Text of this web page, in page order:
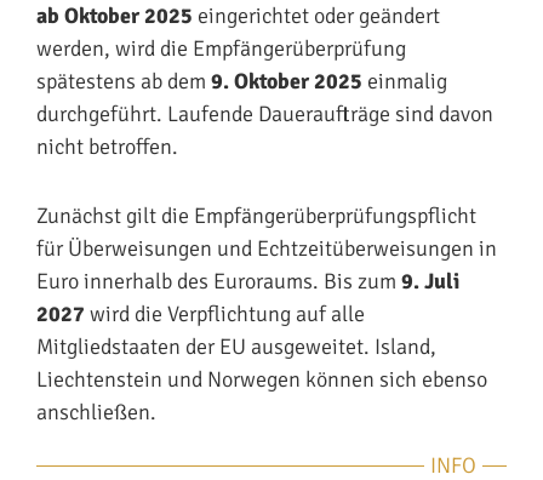
ab Oktober 2025 eingerichtet oder geändert
werden, wird die Empfängerüberprüfung
spätestens ab dem 9. Oktober 2025 einmalig
durchgeführt. Laufende Daueraufträge sind davon
nicht betroffen.
Zunächst gilt die Empfängerüberprüfungspflicht
für Überweisungen und Echtzeitüberweisungen in
Euro innerhalb des Euroraums. Bis zum 9. Juli
2027 wird die Verpflichtung auf alle
Mitgliedstaaten der EU ausgeweitet. Island,
Liechtenstein und Norwegen können sich ebenso
anschließen.
INFO